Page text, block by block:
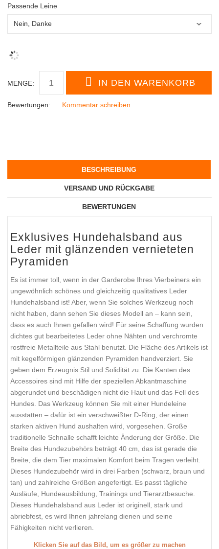
Passende Leine
MENGE:
Bewertungen: Kommentar schreiben
BESCHREIBUNG
VERSAND UND RÜCKGABE
BEWERTUNGEN
Exklusives Hundehalsband aus
Leder mit glänzenden vernieteten
Pyramiden
Es ist immer toll, wenn in der Garderobe Ihres Vierbeiners ein
ungewöhnlich schönes und gleichzeitig qualitatives Leder
Hundehalsband ist! Aber, wenn Sie solches Werkzeug noch
nicht haben, dann sehen Sie dieses Modell an – kann sein,
dass es auch Ihnen gefallen wird! Für seine Schaffung wurden
dichtes gut bearbeitetes Leder ohne Nähten und verchromte
rostfreie Metallteile aus Stahl benutzt. Die Fläche des Artikels ist
mit kegelförmigen glänzenden Pyramiden handverziert. Sie
geben dem Erzeugnis Stil und Solidität zu. Die Kanten des
Accessoires sind mit Hilfe der speziellen Abkantmaschine
abgerundet und beschädigen nicht die Haut und das Fell des
Hundes. Das Werkzeug können Sie mit einer Hundeleine
ausstatten – dafür ist ein verschweißter D-Ring, der einen
starken aktiven Hund aushalten wird, vorgesehen. Große
traditionelle Schnalle schafft leichte Änderung der Größe. Die
Breite des Hundezubehörs beträgt 40 cm, das ist gerade die
Breite, die dem Tier maximalen Komfort beim Tragen verleiht.
Dieses Hundezubehör wird in drei Farben (schwarz, braun und
tan) und zahlreiche Größen angefertigt. Es passt tägliche
Ausläufe, Hundeausbildung, Trainings und Tierarztbesuche.
Dieses Hundehalsband aus Leder ist originell, stark und
abriebfest, es wird Ihnen jahrelang dienen und seine
Fähigkeiten nicht verlieren.
Klicken Sie auf das Bild, um es größer zu machen